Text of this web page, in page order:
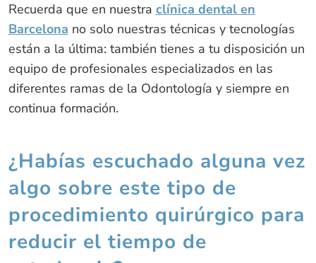
Recuerda que en nuestra clínica dental en
Barcelona no solo nuestras técnicas y tecnologías
están a la última: también tienes a tu disposición un
equipo de profesionales especializados en las
diferentes ramas de la Odontología y siempre en
continua formación.
¿Habías escuchado alguna vez
algo sobre este tipo de
procedimiento quirúrgico para
reducir el tiempo de